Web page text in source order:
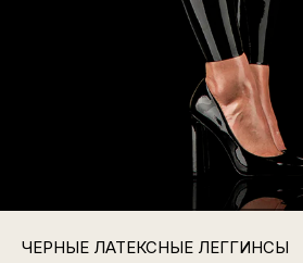
ЧЕРНЫЕ ЛАТЕКСНЫЕ ЛЕГГИНСЫ